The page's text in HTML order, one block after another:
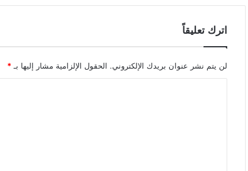
اترك تعليقاً
لن يتم نشر عنوان بريدك الإلكتروني. الحقول الإلزامية مشار إليها بـ *